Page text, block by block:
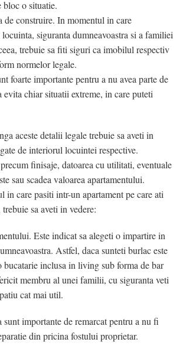
o situatie.
construire. In momentul in care
siguranta dumneavoastra si a familiei
trebuie sa fiti siguri ca imobilul respectiv
normelor legale.
foarte importante pentru a nu avea parte de
evita chiar situatii extreme, in care puteti
aceste detalii legale trebuie sa aveti in
de interiorul locuintei respective.
finisaje, datoarea cu utilitati, eventuale
sau scadea valoarea apartamentului.
in care pasiti intr-un apartament pe care ati
sa aveti in vedere:
Este indicat sa alegeti o impartire in
Astfel, daca sunteti burlac este
bucatarie inclusa in living sub forma de bar
membru al unei familii, cu siguranta veti
cat mai util.
importante de remarcat pentru a nu fi
din pricina fostului proprietar.